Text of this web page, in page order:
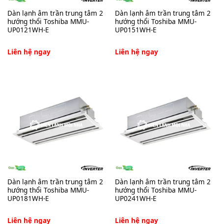
Dàn lạnh âm trần trung tâm 2
hướng thổi Toshiba MMU-
UP0121WH-E
Liên hệ ngay
Dàn lạnh âm trần trung tâm 2
hướng thổi Toshiba MMU-
UP0151WH-E
Liên hệ ngay
Dàn lạnh âm trần trung tâm 2
hướng thổi Toshiba MMU-
UP0181WH-E
Liên hệ ngay
Dàn lạnh âm trần trung tâm 2
hướng thổi Toshiba MMU-
UP0241WH-E
Liên hệ ngay